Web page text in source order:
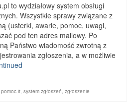
to wydziałowy system obsługi
Wszystkie sprawy związane z
(usterki, awarie, pomoc, uwagi,
pod ten adres mailowy. Po
Państwo wiadomość zwrotną z
zgłoszenia, a w możliwie
pomoc it, system zgłoszeń, zgłoszenie